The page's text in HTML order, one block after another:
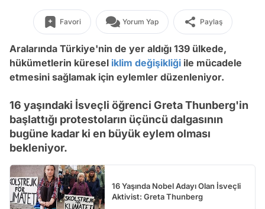
Favori Yorum Yap Paylaş
Aralarında Türkiye'nin de yer aldığı 139 ülkede,
hükümetlerin küresel iklim değişikliği ile mücadele
etmesini sağlamak için eylemler düzenleniyor.
16 yaşındaki İsveçli öğrenci Greta Thunberg'in
başlattığı protestoların üçüncü dalgasının
bugüne kadar ki en büyük eylem olması
bekleniyor.
16 Yaşında Nobel Adayı Olan İsveçli
Aktivist: Greta Thunberg